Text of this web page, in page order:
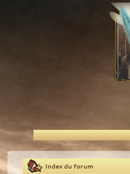
Recherche
Index du forum